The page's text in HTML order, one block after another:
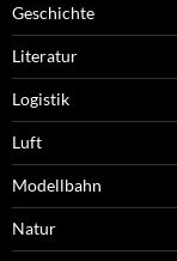
Geschichte
Literatur
Logistik
Luft
Modellbahn
Natur